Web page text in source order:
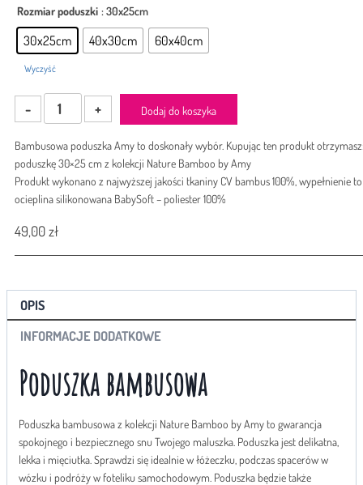
od
49,00 zł
86,00 zł
Rozmiar poduszki : 30x25cm
30x25cm 40x30cm 60x40cm
Wyczyść
ilość
Poduszka
Bamboo
Ptasi
Gaj
Miętowy
Dodaj do koszyka
Bambusowa poduszka Amy to doskonały wybór. Kupując ten produkt
poduszkę 30×25 cm z kolekcji Nature Bamboo by Amy
Produkt wykonano z najwyższej jakości tkaniny CV bambus 100%, wypełnienie to
ocieplina silikonowana BabySoft – poliester 100%
49,00zł
OPIS
INFORMACJE DODATKOWE
Poduszka bambusowa
Poduszka bambusowa z kolekcji Nature Bamboo by Amy to gwarancja
spokojnego i bezpiecznego snu Twojego maluszka. Poduszka jest delikatna,
lekka i mięciutka. Sprawdzi się idealnie w łóżeczku, podczas spacerów w
wózku i podróży w foteliku samochodowym. Poduszka będzie także